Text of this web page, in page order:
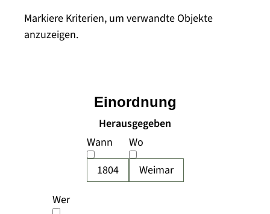
Markiere Kriterien, um verwandte Objekte
anzuzeigen.
Herausgegeben
Wann
1804
Wo
Weimar
Wer
Einordnung